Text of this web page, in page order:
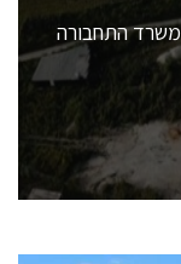
התחבורה